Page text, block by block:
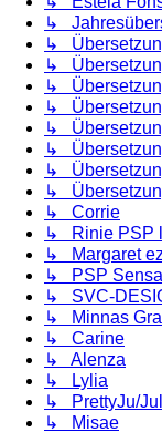
↳
↳
↳
↳
↳
↳
↳
↳
↳
↳ Corrie
↳ Rinie PSP
↳ Margaret
↳ PSP
↳ SVC-
↳ Minnas
↳ Carine
↳ Alenza
↳ Lylia
↳ PrettyJu/
↳ Misae